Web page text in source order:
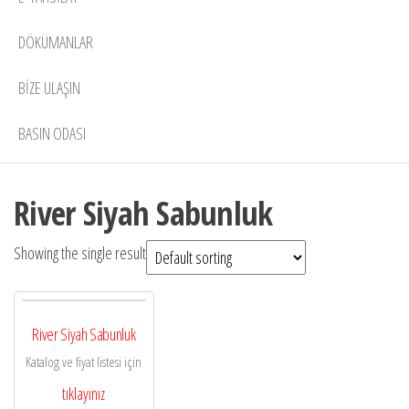
DÖKÜMANLAR
BIZE ULAŞIN
BASIN ODASI
River Siyah Sabunluk
Showing the single result
River Siyah Sabunluk
Katalog ve fiyat listesi için
tıklayınız